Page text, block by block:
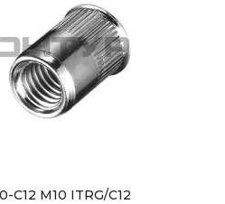
C12 M10 ITRG/C12